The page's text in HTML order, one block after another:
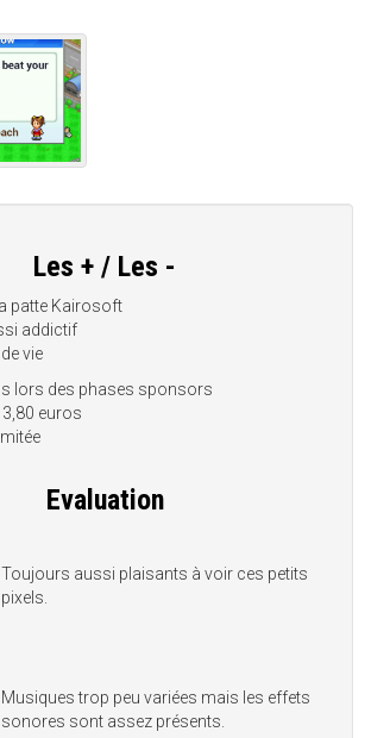
Les + / Les -
patte Kairosoft
addictif
vie
lors des phases sponsors
3,80 euros
Evaluation
Toujours aussi plaisants à voir ces petits
pixels.
Musiques trop peu variées mais les effets
sonores sont assez présents.